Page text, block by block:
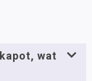
wat